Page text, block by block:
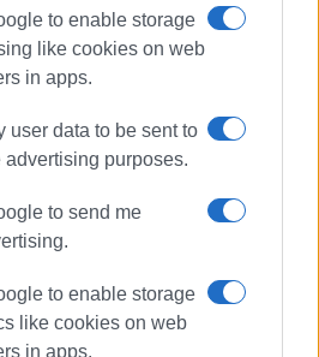
to enable storage
like cookies on web
in apps.
user data to be sent to
purposes.
to send me
to enable storage
like cookies on web
in apps.
του Πανεπιστημίου
στο ξεκίνημα με την
Κέρκυρας», ενώ από τις
25 χρόνια στο «Κερκυραϊκό
- διευθυντής στα
και από το 2000 και για 15
ΣΠΟΡ». Από το 2015
ενώ